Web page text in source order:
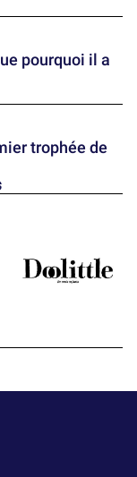
pourquoi il a
trophée de